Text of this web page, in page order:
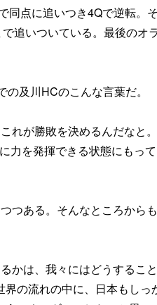
同点に追いつき4Qで逆転。
追いついている。最後のオ
及川HCのこんな言葉だ。
れが勝敗を決めるんだなと
力を発揮できる状態にもっ
つある。そんなところから
かは、我々にはどうするこ
の流れの中に、日本もしっ